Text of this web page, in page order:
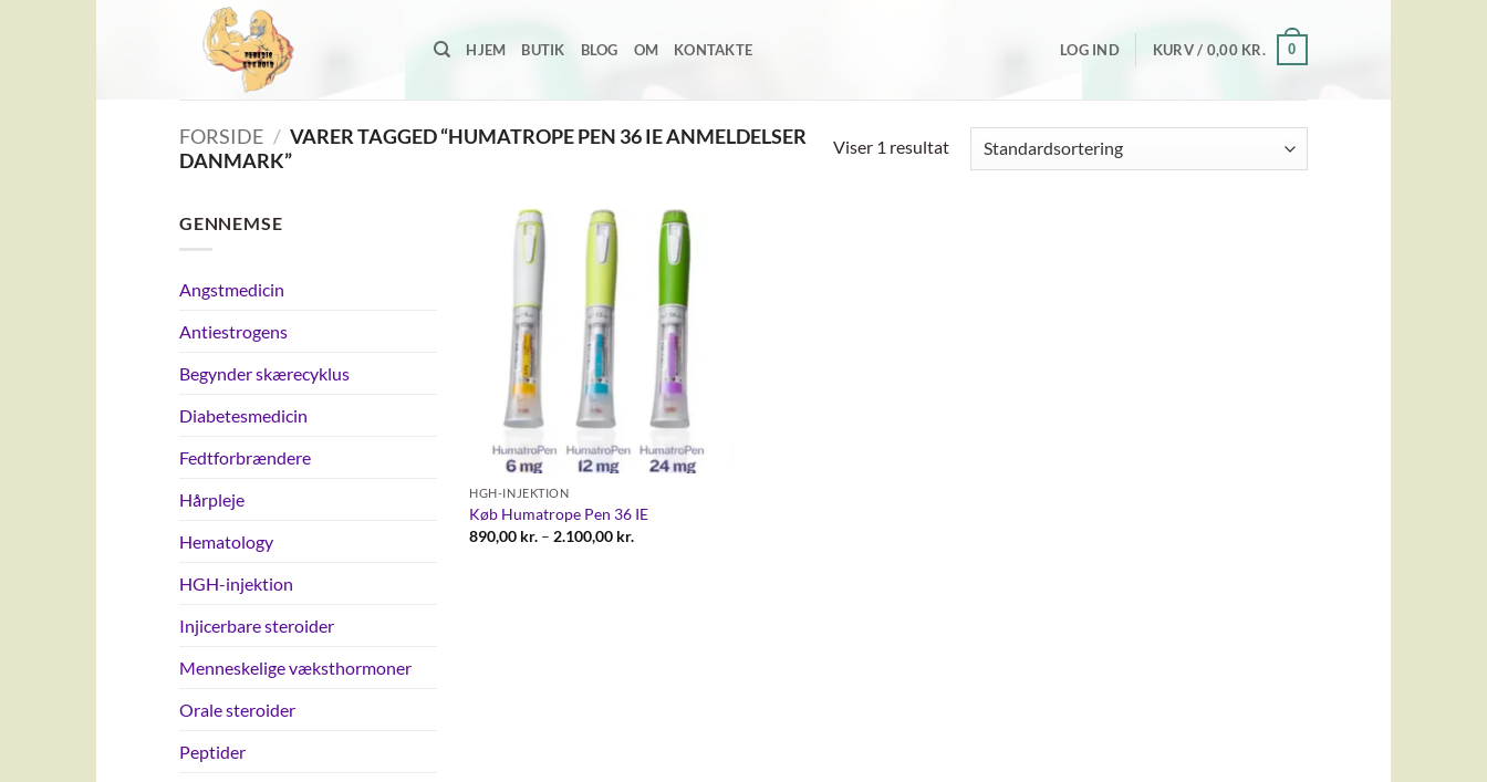
HJEM BUTIK BLOG OM KONTAKTE LOG IND KURV / 0,00 KR. 0
FORSIDE / VARER TAGGED “HUMATROPE PEN 36 IE ANMELDELSER
DANMARK”
Viser 1 resultat
GENNEMSE
Angstmedicin
Antiestrogens
Begynder skærecyklus
Diabetesmedicin
Fedtforbrændere
Hårpleje
Hematology
HGH-injektion
Injicerbare steroider
Menneskelige væksthormoner
Orale steroider
Peptider
Add to
wishlist
HGH-INJEKTION
Køb Humatrope Pen 36 IE
890,00 kr. – 2.100,00 kr.